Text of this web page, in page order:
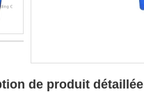
de produit détaillée